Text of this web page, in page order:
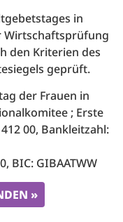
in
Wirtschaftsprüfung
den Kriterien des
geprüft.
der Frauen in
; Erste
00, Bankleitzahl:
BIC: GIBAATWW
»